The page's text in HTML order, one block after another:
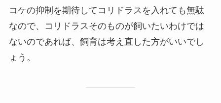
コケの抑制を期待してコリドラスを入れても無駄
なので、コリドラスそのものが飼いたいわけでは
ないのであれば、飼育は考え直した方がいいでし
ょう。